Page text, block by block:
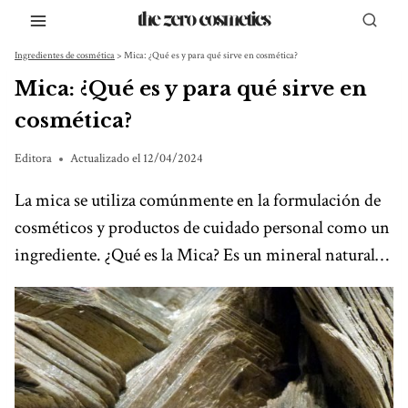
Saltar
contenido
Ingredientes de cosmética> Mica: ¿Qué es y para qué sirve en cosmética?
Mica: ¿Qué es y para qué sirve en
cosmética?
Editora Actualizado el 12/04/2024
La mica se utiliza comúnmente en la formulación de
cosméticos y productos de cuidado personal como un
ingrediente. ¿Qué es la Mica? Es un mineral natural…